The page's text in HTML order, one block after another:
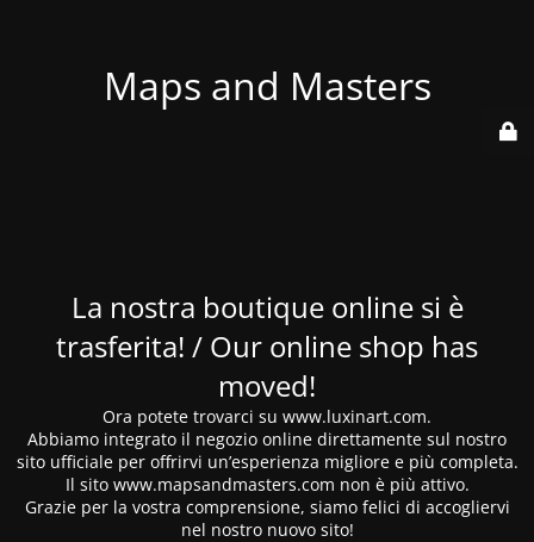
Maps and Masters
La nostra boutique online si è
trasferita! / Our online shop has
moved!
Ora potete trovarci su www.luxinart.com.
Abbiamo integrato il negozio online direttamente sul nostro
sito ufficiale per offrirvi un’esperienza migliore e più completa.
Il sito www.mapsandmasters.com non è più attivo.
Grazie per la vostra comprensione, siamo felici di accogliervi
nel nostro nuovo sito!